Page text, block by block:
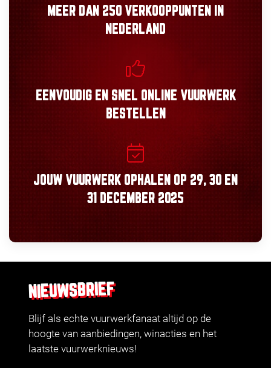
MEER DAN 250 VERKOOPPUNTEN
IN
NEDERLAND
EENVOUDIGEN SNEL ONLINE VUURWERK
BESTELLEN
JOUW VUURWERK OPHALEN OP 29, 30 EN
31 DECEMBER 2025
NIEUWSBRIEF
Blijf als echte vuurwerkfanaat altijd op de
hoogte van aanbiedingen, winacties en het
laatste vuurwerknieuws!